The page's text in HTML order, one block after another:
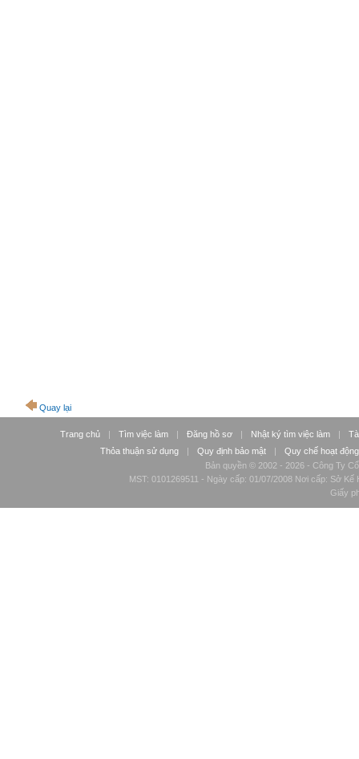
Quay lại
Trang chủ | Tìm việc làm | Đăng hồ sơ | Nhật ký tìm việc làm |
Thỏa thuận sử dụng
| Quy định bảo mật |
Quy chế hoạt động
Bản quyền © 2002 - 2026 - Công Ty
MST: 0101269511 - Ngày cấp: 01/07/2008 Nơi cấp: Sở
Giấy